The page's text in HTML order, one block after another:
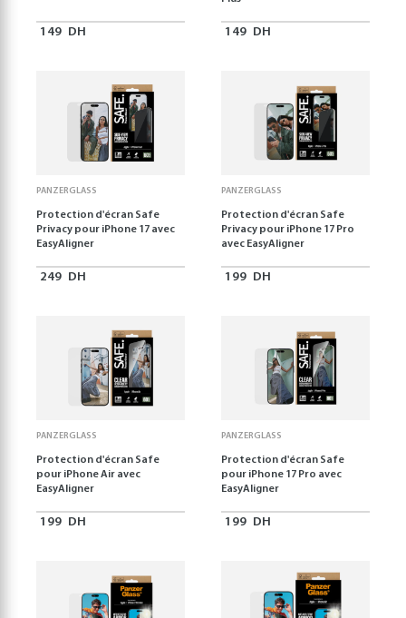
149 DH 149 DH
PANZERGLASS
Protection d'écran Safe
Privacy pour iPhone 17 avec
EasyAligner
249 DH
PANZERGLASS
Protection d'écran Safe
Privacy pour iPhone 17 Pro
avec EasyAligner
199 DH
PANZERGLASS
Protection d'écran Safe
pour iPhone Air avec
EasyAligner
199 DH
PANZERGLASS
Protection d'écran Safe
pour iPhone 17 Pro avec
EasyAligner
199 DH